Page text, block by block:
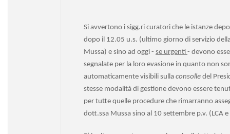
Si avvertono i sigg.ri curatori che le istanze
dopo il 12.05 u.s. (ultimo giorno di servizio
Mussa) e sino ad oggi - se urgenti - devono
segnalate per la loro evasione in quanto non
automaticamente visibili sulla consolle del
stesse modalità di gestione devono essere
per tutte quelle procedure che rimarranno
dott.ssa Mussa sino al 10 settembre p.v. (LCA e